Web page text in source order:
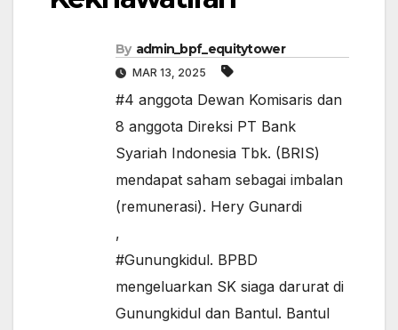
By admin_bpf_equitytower
MAR 13, 2025
#4 anggota Dewan Komisaris dan
8 anggota Direksi PT Bank
Syariah Indonesia Tbk. (BRIS)
mendapat saham sebagai imbalan
(remunerasi). Hery Gunardi
,
#Gunungkidul. BPBD
mengeluarkan SK siaga darurat di
Gunungkidul dan Bantul. Bantul